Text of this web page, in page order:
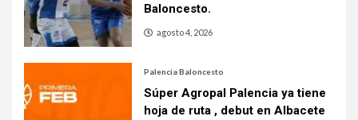
Baloncesto.
agosto 4, 2026
Palencia Baloncesto
Súper Agropal Palencia ya tiene
hoja de ruta , debut en Albacete